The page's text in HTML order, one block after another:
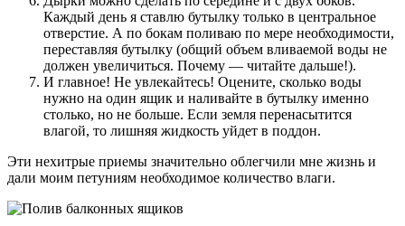
Каждый день я ставлю бутылку только в центральное
отверстие. А по бокам поливаю по мере необходимости,
переставляя бутылку (общий объем вливаемой воды не
должен увеличиться. Почему — читайте дальше!).
И главное! Не увлекайтесь! Оцените, сколько воды
нужно на один ящик и наливайте в бутылку именно
столько, но не больше. Если земля перенасытится
влагой, то лишняя жидкость уйдет в поддон.
Эти нехитрые приемы значительно облегчили мне жизнь и
дали моим петуниям необходимое количество влаги.